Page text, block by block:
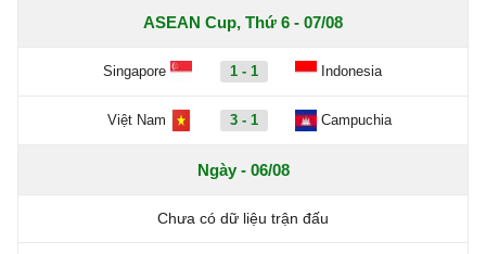
ASEAN Cup, Thứ 6 - 07/08
Singapore 1 - 1 Indonesia
Việt Nam 3 - 1 Campuchia
Ngày - 06/08
Chưa có dữ liệu trận đấu